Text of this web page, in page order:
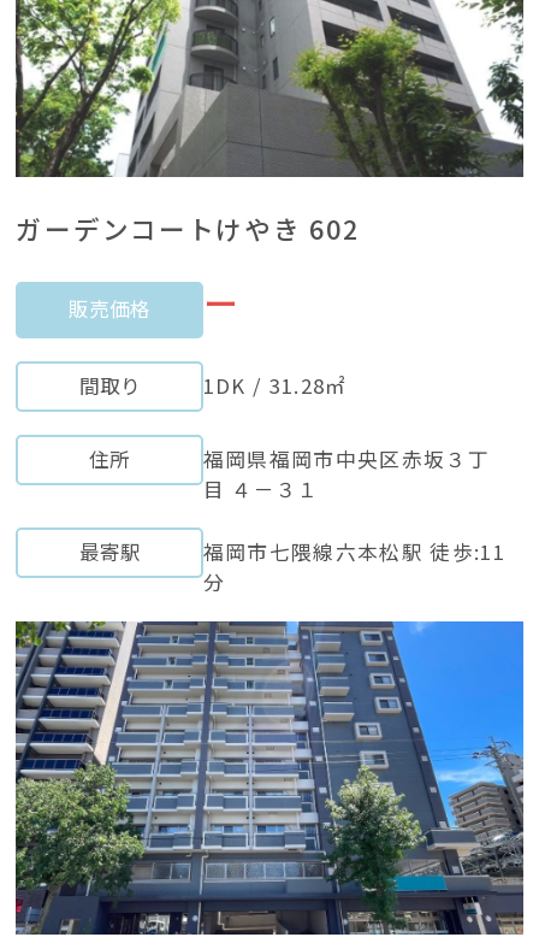
ガーデンコートけやき 602
販売価格 ー
間取り 1DK / 31.28㎡
住所
福岡県福岡市中央区赤坂３丁
目 ４－３１
最寄駅
福岡市七隈線六本松駅 徒歩:11
分